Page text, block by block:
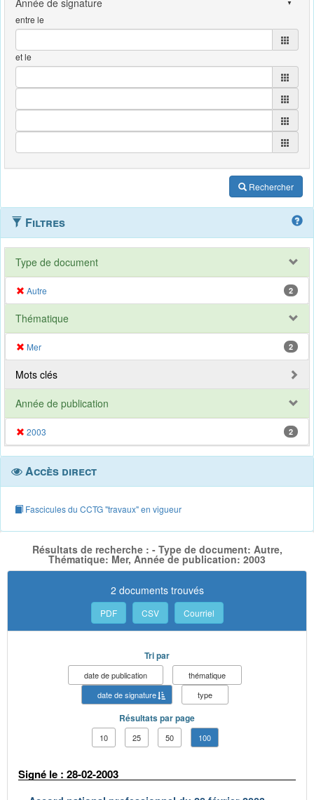
entre le
et le
Rechercher
Filtres
Type de document
Autre 2
Thématique
Mer 2
Mots clés
Année de publication
2003 2
Accès direct
Fascicules du CCTG "travaux" en vigueur
Résultats de recherche : - Type de document: Autre,
Thématique: Mer, Année de publication: 2003
2 documents trouvés
PDF CSV Courriel
Tri par
date de publication
thématique
date de signature
type
Résultats par page
10 25 50 100
Signé le : 28-02-2003